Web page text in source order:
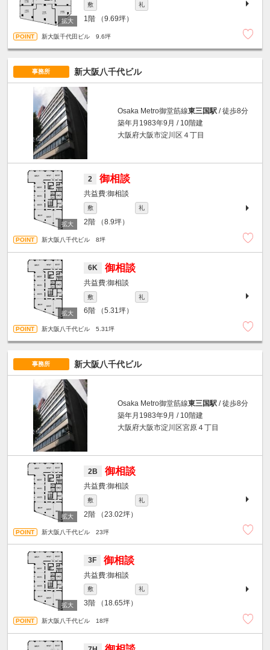
敷 礼
1階 （9.69坪）
新大阪千代田ビル 9.6坪
事務所 新大阪八千代ビル
Osaka Metro御堂筋線東三国駅 / 徒歩8分
築年月1983年9月 / 10階建
大阪府大阪市淀川区４丁目
2 御相談
御相談
敷 礼
2階 （8.9坪）
新大阪八千代ビル 8坪
6K 御相談
御相談
敷 礼
6階 （5.31坪）
新大阪八千代ビル 5.31坪
事務所 新大阪八千代ビル
Osaka Metro御堂筋線東三国駅 / 徒歩8分
築年月1983年9月 / 10階建
大阪府大阪市淀川区宮原４丁目
2B 御相談
御相談
敷 礼
2階 （23.02坪）
新大阪八千代ビル 23坪
3F 御相談
御相談
敷 礼
3階 （18.65坪）
新大阪八千代ビル 18坪